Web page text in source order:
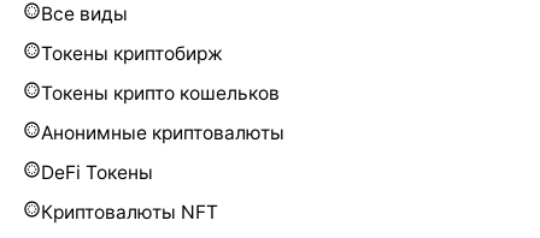
Все виды
Токены криптобирж
Токены крипто кошельков
Анонимные криптовалюты
DeFi Токены
Криптовалюты NFT